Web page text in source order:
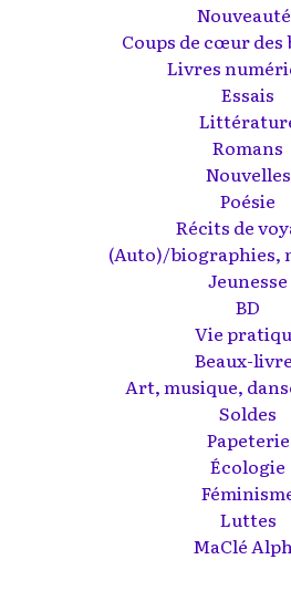
Coups de cœur des
Livres
Essais
Romans
Nouvelles
Poésie
Récits de
(Auto)/biographies,
Jeunesse
BD
Vie
Beaux-
Art, musique,
Soldes
Papeterie
Écologie
Luttes
MaClé